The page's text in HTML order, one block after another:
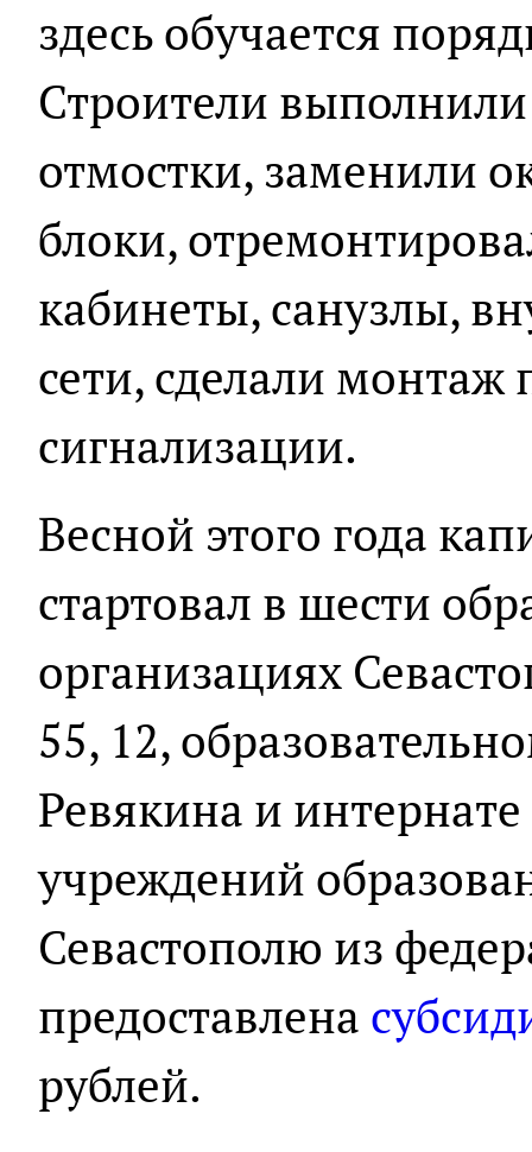
здесь обучается
Строители
отмостки, заменили
блоки,
кабинеты, санузлы,
сети, сделали
сигнализации.
Весной этого года
стартовал в шести
организациях
55, 12,
Ревякина и
учреждений
Севастополю из
предоставлена
рублей.